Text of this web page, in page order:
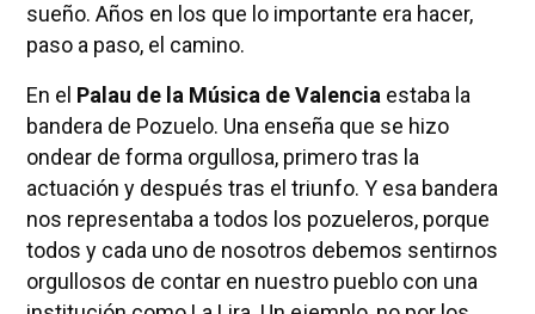
sueño. Años en los que lo importante era hacer,
paso a paso, el camino.
En el Palau de la Música de Valencia estaba la
bandera de Pozuelo. Una enseña que se hizo
ondear de forma orgullosa, primero tras la
actuación y después tras el triunfo. Y esa bandera
nos representaba a todos los pozueleros, porque
todos y cada uno de nosotros debemos sentirnos
orgullosos de contar en nuestro pueblo con una